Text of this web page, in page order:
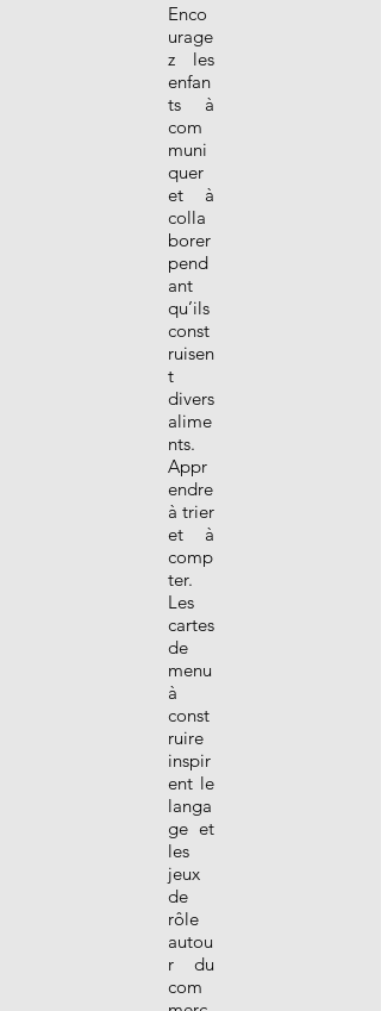
Enco
urage
z les
enfan
ts à
com
muni
quer
et à
colla
borer
pend
ant
qu’ils
const
ruisen
t
divers
alime
nts.
Appr
endre
à trier
et à
comp
ter.
Les
cartes
de
menu
à
const
ruire
inspir
ent le
langa
ge et
les
jeux
de
rôle
autou
r du
com